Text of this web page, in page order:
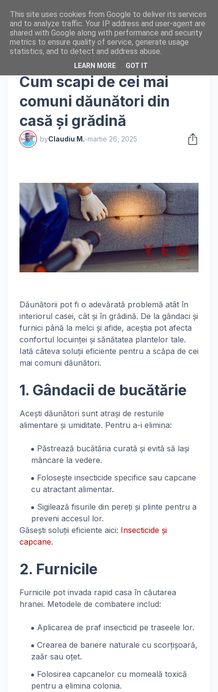
Pagina de pornire Recomandari produse
Cum scapi de cei mai
comuni dăunători din
casă și grădină
byClaudiu M.-martie 26, 2025
Dăunătorii pot fi o adevărată problemă atât în
interiorul casei, cât și în grădină. De la gândaci și
furnici până la melci și afide, aceștia pot afecta
confortul locuinței și sănătatea plantelor tale.
Iată câteva soluții eficiente pentru a scăpa de cei
mai comuni dăunători.
1. Gândacii de bucătărie
Acești dăunători sunt atrași de resturile
alimentare și umiditate. Pentru a-i elimina:
Păstrează bucătăria curată și evită să lași
mâncare la vedere.
Folosește insecticide specifice sau capcane
cu atractant alimentar.
Sigilează fisurile din pereți și plinte pentru a
preveni accesul lor.
Găsești soluții eficiente aici: Insecticide și
capcane.
2. Furnicile
Furnicile pot invada rapid casa în căutarea
hranei. Metodele de combatere includ:
Aplicarea de praf insecticid pe traseele lor.
Crearea de bariere naturale cu scorțișoară,
zaăr sau oțet.
Folosirea capcanelor cu momeală toxică
pentru a elimina colonia.
This site uses cookies from Google to deliver its services
and to analyze traffic. Your IP address and user-agent are
shared with Google along with performance and security
metrics to ensure quality of service, generate usage
statistics, and to detect and address abuse.
LEARN MORE GOT IT